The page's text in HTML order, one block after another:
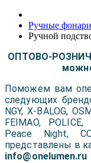
Ручные фонари
Ручной
ОПТОВО-
Поможем вам
следующих
NGY, X-BALOG,
FEIMAO,
Peace Night,
представлены в
info@onelumen.ru